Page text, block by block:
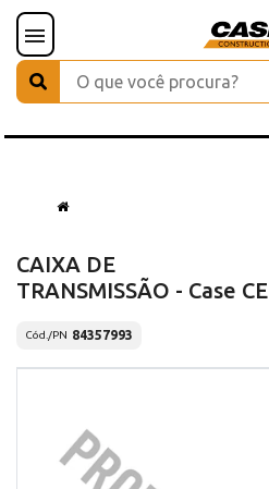
CAIXA DE
TRANSMISSÃO - Case CE
Cód./PN 84357993